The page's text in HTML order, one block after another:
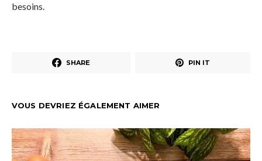
besoins.
SHARE PIN IT
VOUS DEVRIEZ ÉGALEMENT AIMER